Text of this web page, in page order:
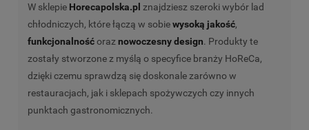
W sklepie Horecapolska.pl znajdziesz szeroki wybór lad
chłodniczych, które łączą w sobiewysoką jakość,
funkcjonalnośćoraz nowoczesny design. Produkty te
zostały stworzone z myślą o specyfice branży HoReCa,
dzięki czemu sprawdzą się doskonale zarówno w
restauracjach, jak i sklepach spożywczych czy innych
punktach gastronomicznych.